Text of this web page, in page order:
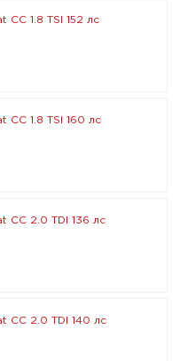
CC 1.8 TSI 152 лс
CC 1.8 TSI 160 лс
CC 2.0 TDI 136 лс
CC 2.0 TDI 140 лс